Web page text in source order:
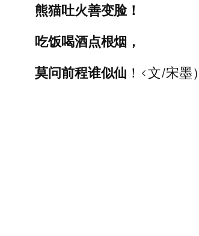
熊猫吐火善变脸！
吃饭喝酒点根烟，
莫问前程谁似仙 ！<文/宋